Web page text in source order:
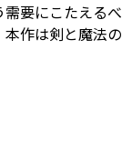
要にこたえる
作は剣と魔法